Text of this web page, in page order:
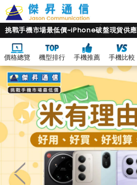
挑戰手機市場最低價~iPhone破盤現貨供應
價格總覽 機型排行 手機推薦 手機比較